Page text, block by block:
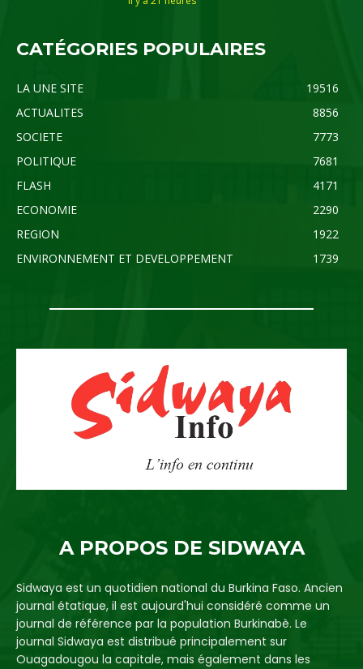
CATÉGORIES POPULAIRES
LA UNE SITE
19516
ACTUALITES
8856
SOCIETE
7773
POLITIQUE
7681
FLASH
4171
ECONOMIE
2290
REGION
1922
ENVIRONNEMENT ET DEVELOPPEMENT
1739
A PROPOS DE SIDWAYA
Sidwaya est un quotidien national du Burkina Faso. Ancien
journal étatique, il est aujourd'hui considéré comme un
journal de référence par la population Burkinabè. Le
journal Sidwaya est distribué principalement sur
Ouagadougou la capitale, mais également dans les